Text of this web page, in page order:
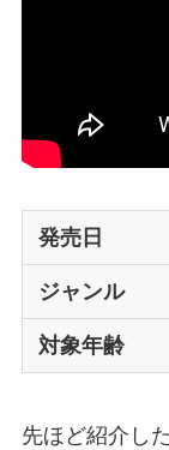
発売日
ジャンル
対象年齢
先ほど紹介し